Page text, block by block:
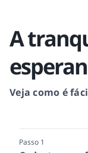
A
Veja como é
Passo 1